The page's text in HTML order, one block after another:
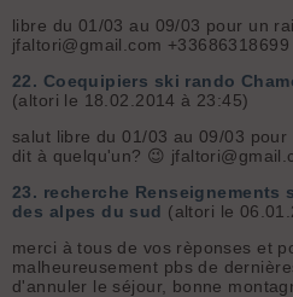
libre du 01/03 au 09/03 pour un
jfaltori@gmail.com +33686318699
22. Coequipiers ski rando
(altori le 18.02.2014 à 23:45)
salut libre du 01/03 au 09/03
dit à quelqu'un? 😉
23. recherche
des alpes du sud (altori le
merci à tous de vos rèponses et
malheureusement pbs de
d'annuler le séjour, bonne